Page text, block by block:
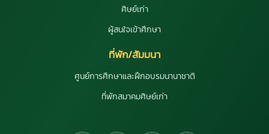
ศิษย์เก่า
ผู้สนใจเข้าศึกษา
ที่พัก/สัมมนา
ศูนย์การศึกษาและฝึกอบรมนานาชาติ
ที่พักสมาคมศิษย์เก่า